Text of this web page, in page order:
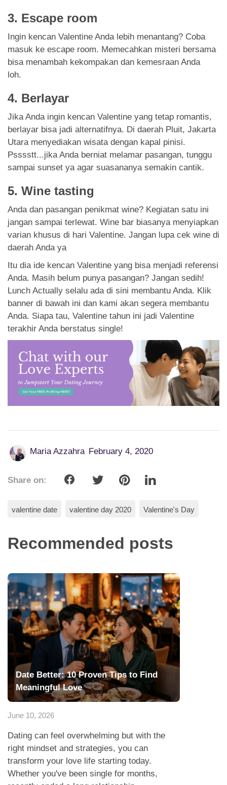
3. Escape room
Ingin kencan Valentine Anda lebih menantang? Coba
masuk ke escape room. Memecahkan misteri bersama
bisa menambah kekompakan dan kemesraan Anda
loh.
4. Berlayar
Jika Anda ingin kencan Valentine yang tetap romantis,
berlayar bisa jadi alternatifnya. Di daerah Pluit, Jakarta
Utara menyediakan wisata dengan kapal pinisi.
Psssstt...jika Anda berniat melamar pasangan, tunggu
sampai sunset ya agar suasananya semakin cantik.
5. Wine tasting
Anda dan pasangan penikmat wine? Kegiatan satu ini
jangan sampai terlewat. Wine bar biasanya menyiapkan
varian khusus di hari Valentine. Jangan lupa cek wine di
daerah Anda ya
Itu dia ide kencan Valentine yang bisa menjadi referensi
Anda. Masih belum punya pasangan? Jangan sedih!
Lunch Actually selalu ada di sini membantu Anda. Klik
banner di bawah ini dan kami akan segera membantu
Anda. Siapa tau, Valentine tahun ini jadi Valentine
terakhir Anda berstatus single!
Maria Azzahra February 4, 2020
Share on:
valentine date valentine day 2020 Valentine's Day
Recommended posts
Date Better: 10 Proven Tips to Find
Meaningful Love
June 10, 2026
Dating can feel overwhelming but with the
right mindset and strategies, you can
transform your love life starting today.
Whether you've been single for months,